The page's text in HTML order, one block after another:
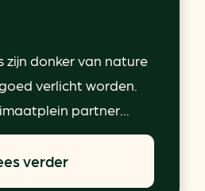
zijn donker van nature
verlicht worden.
partner...
verder